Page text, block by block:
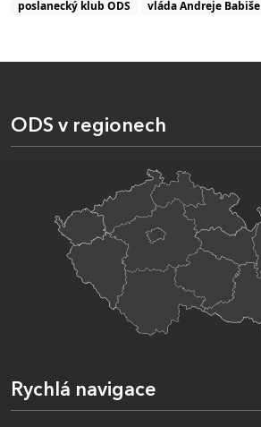
poslanecký klub ODS
vláda Andreje Babiše
ODS v regionech
Rychlá navigace